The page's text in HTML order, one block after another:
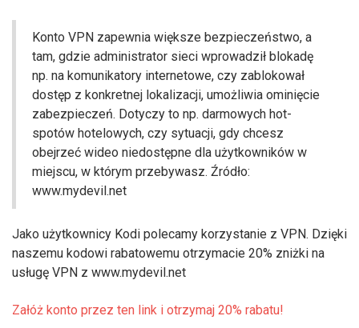
Konto VPN zapewnia większe bezpieczeństwo, a
tam, gdzie administrator sieci wprowadził blokadę
np. na komunikatory internetowe, czy zablokował
dostęp z konkretnej lokalizacji, umożliwia ominięcie
zabezpieczeń. Dotyczy to np. darmowych hot-
spotów hotelowych, czy sytuacji, gdy chcesz
obejrzeć wideo niedostępne dla użytkowników w
miejscu, w którym przebywasz. Źródło:
www.mydevil.net
Jako użytkownicy Kodi polecamy korzystanie z VPN. Dzięki
naszemu kodowi rabatowemu otrzymacie 20% zniżki na
usługę VPN z www.mydevil.net
Załóż konto przez ten link i otrzymaj 20% rabatu!